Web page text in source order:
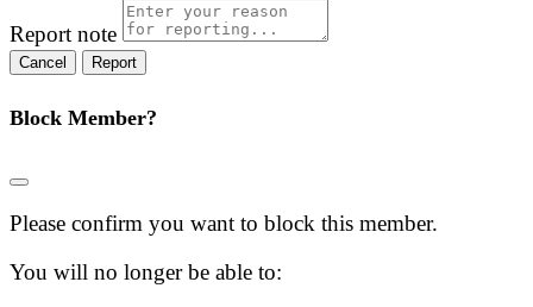
Report note
Report
Block Member?
Please confirm you want to block this member.
You will no longer be able to: